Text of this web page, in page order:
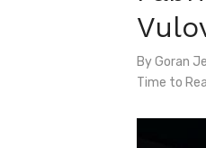
ByGoran
Time to